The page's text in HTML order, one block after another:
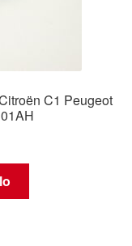
C1 Peugeot